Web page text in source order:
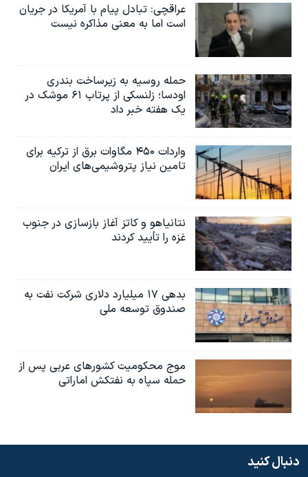
عراقچی: تبادل پیام با آمریکا در جریان
است اما به معنی مذاکره نیست
حمله روسیه به زیرساخت بندری
اودسا؛ زلنسکی از پرتاب ۶۱ موشک در
یک هفته خبر داد
واردات ۴۵۰ مگاوات برق از ترکیه برای
تامین نیاز پتروشیمی‌های ایران
نتانیاهو و کاتز آغاز بازسازی در جنوب
غزه را تأیید کردند
بدهی ۱۷ میلیارد دلاری شرکت نفت به
صندوق توسعه ملی
موج محکومیت کشورهای عربی پس از
حمله سپاه به نفتکش اماراتی
دنبال کنید